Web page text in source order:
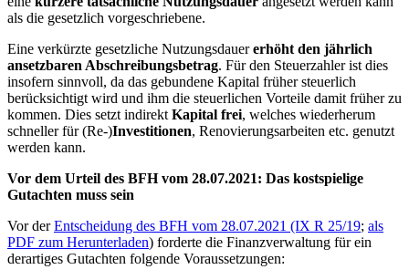
als die gesetzlich vorgeschriebene.
Eine verkürzte gesetzliche Nutzungsdauererhöht den jährlich
ansetzbaren Abschreibungsbetrag. Für den Steuerzahler ist dies
insofern sinnvoll, da das gebundene Kapital früher steuerlich
berücksichtigt wird und ihm die steuerlichen Vorteile damit früher zu
kommen. Dies setzt indirekt Kapital frei, welches wiederherum
schneller für (Re-)Investitionen, Renovierungsarbeiten etc. genutzt
werden kann.
Vor dem Urteil des BFH vom 28.07.2021: Das kostspielige
Gutachten muss sein
Vor derEntscheidung des BFH vom 28.07.2021 (IX R 25/19; als
PDF zum Herunterladen) forderte die Finanzverwaltung für ein
derartiges Gutachten folgende Voraussetzungen: